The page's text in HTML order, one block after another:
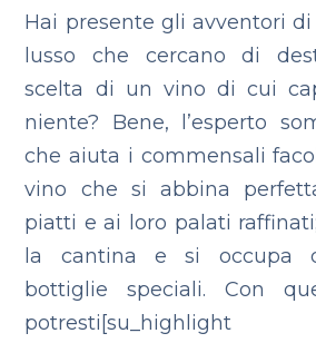
Hai presente gli avventori
lusso che cercano di
scelta di un vino di cui
niente? Bene, l’esperto
che aiuta i commensali
vino che si abbina
piatti e ai loro palati
la cantina e si occupa
bottiglie speciali. Con
potresti[su_highlight